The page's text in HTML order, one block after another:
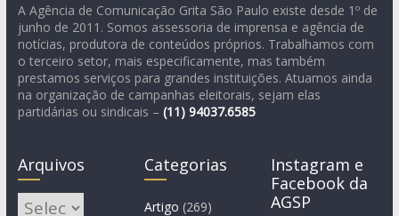
A Agência de Comunicação Grita São Paulo existe desde 1º de
junho de 2011. Somos assessoria de imprensa e agência de
notícias, produtora de conteúdos próprios. Trabalhamos com
o terceiro setor, mais especificamente, mas também
prestamos serviços para grandes instituições. Atuamos ainda
na organização de campanhas eleitorais, sejam elas
partidárias ou sindicais – (11) 94037.6585
Arquivos
Arquivos
Categorias
Artigo (269)
Instagram e
Facebook da
AGSP